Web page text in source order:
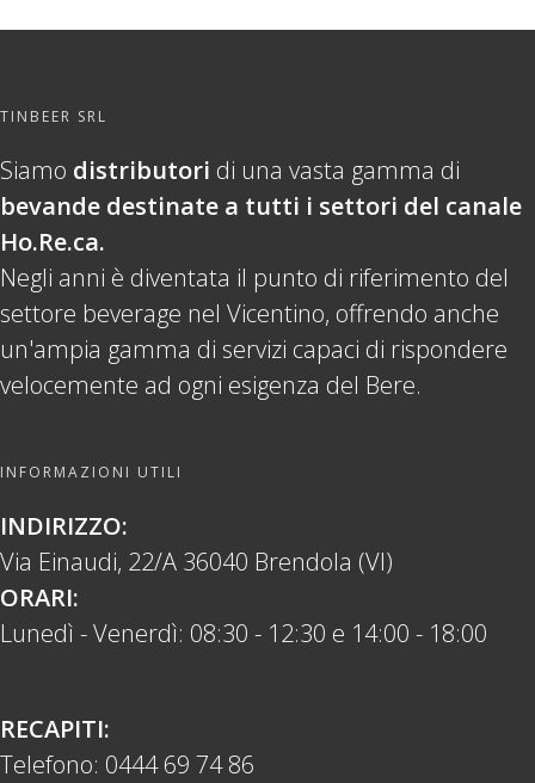
TINBEER SRL
Siamo distributori di una vasta gamma di
bevande destinate a tutti i settori del canale
Ho.Re.ca.
Negli anni è diventata il punto di riferimento del
settore beverage nel Vicentino, offrendo anche
un'ampia gamma di servizi capaci di rispondere
velocemente ad ogni esigenza del Bere.
INFORMAZIONI UTILI
INDIRIZZO:
Via Einaudi, 22/A 36040 Brendola (VI)
ORARI:
Lunedì - Venerdì: 08:30 - 12:30 e 14:00 - 18:00
RECAPITI:
Telefono: 0444 69 74 86